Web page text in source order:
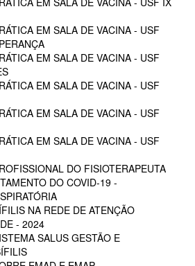
EM SALA DE VACINA - USF
EM SALA DE VACINA - USF
EM SALA DE VACINA - USF
EM SALA DE VACINA - USF
EM SALA DE VACINA - USF
DO FISIOTERAPEUTA
DO COVID-19 -
NA REDE DE ATENÇÃO
- 2024
SALUS GESTÃO E